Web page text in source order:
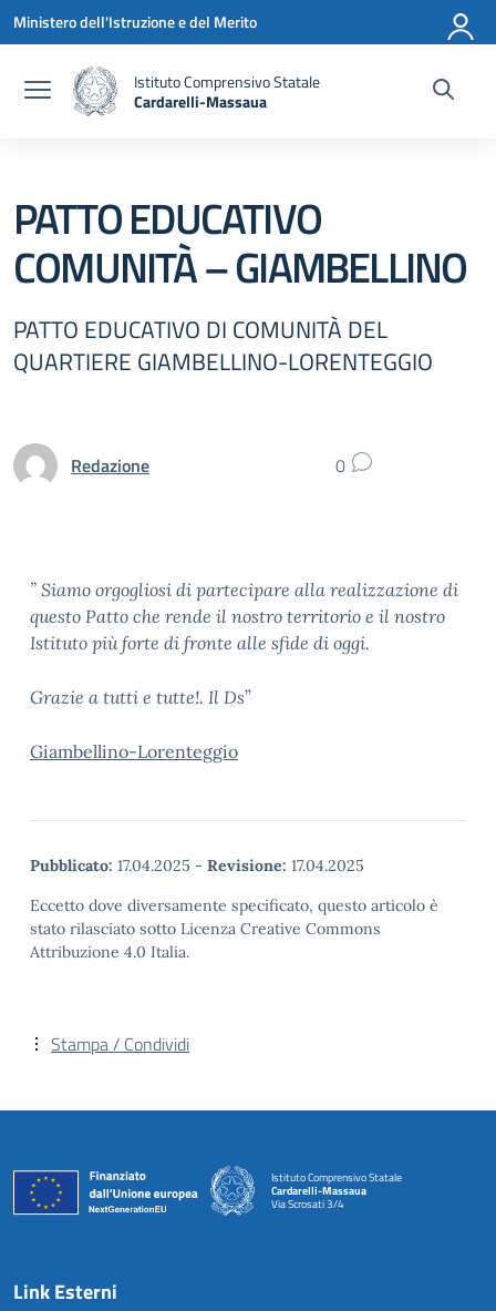
Vai ai contenuti
Vai al menu di navigazione
Vai al footer
Ministero dell'Istruzione e del Merito
Istituto Comprensivo Statale
Cardarelli-Massaua
PATTO EDUCATIVO
COMUNITÀ – GIAMBELLINO
PATTO EDUCATIVO DI COMUNITÀ DEL
QUARTIERE GIAMBELLINO-LORENTEGGIO
Redazione 0
” Siamo orgogliosi di partecipare alla realizzazione di
questo Patto che rende il nostro territorio e il nostro
Istituto più forte di fronte alle sfide di oggi.
Grazie a tutti e tutte!. Il Ds”
Giambellino-Lorenteggio
Pubblicato: 17.04.2025 - Revisione: 17.04.2025
Eccetto dove diversamente specificato, questo articolo è
stato rilasciato sotto Licenza Creative Commons
Attribuzione 4.0 Italia.
Stampa / Condividi
Istituto Comprensivo Statale
Cardarelli-Massaua
Via Scrosati 3/4
Link Esterni